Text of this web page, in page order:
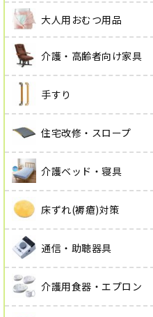
大人用おむつ用品
介護・高齢者向け家具
手すり
住宅改修・スロープ
介護ベッド・寝具
床ずれ(褥瘡)対策
通信・助聴器具
介護用食器・エプロン